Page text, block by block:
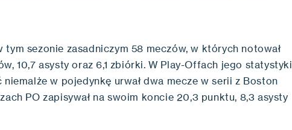
tym sezonie zasadniczym 58 meczów, w których notował
10,7 asysty oraz 6,1 zbiórki. W Play-Offach jego statystyki
niemalże w pojedynkę urwał dwa mecze w serii z Boston
PO zapisywał na swoim koncie 20,3 punktu, 8,3 asysty